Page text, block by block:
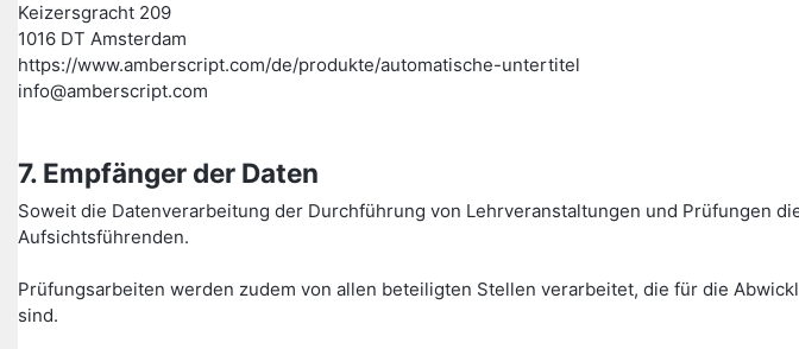
Keizersgracht 209
1016 DT Amsterdam
https://www.amberscript.com/de/produkte/automatische-untertitel
info@amberscript.com
7. Empfänger der Daten
Soweit die Datenverarbeitung der Durchführung von Lehrveranstaltungen und Prüfungen
Aufsichtsführenden.
Prüfungsarbeiten werden zudem von allen beteiligten Stellen verarbeitet, die für die
sind.